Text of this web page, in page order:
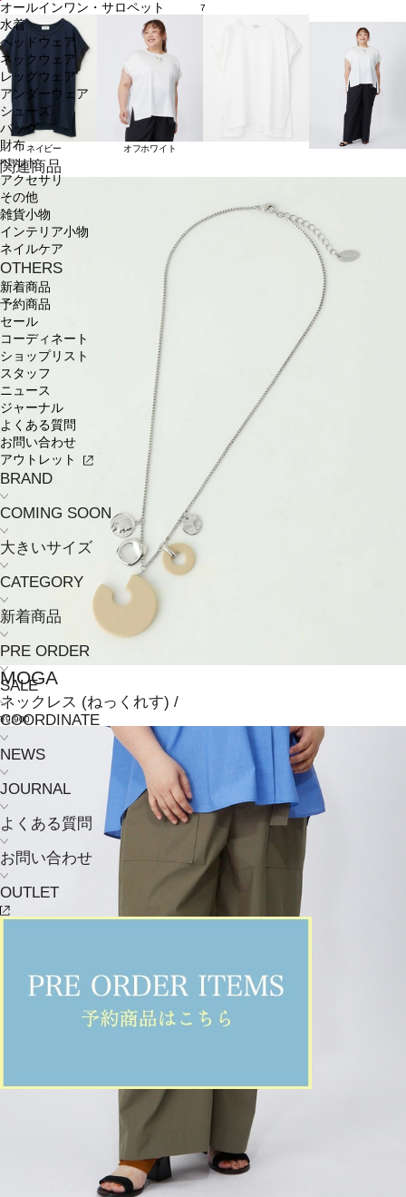
オールインワン・サロペット
水着
ヘッドウェア
ネックウェア
レッグウェア
アンダーウェア
シューズ
バッグ
財布
ベルト
アクセサリ
その他
雑貨小物
インテリア小物
ネイルケア
OTHERS
新着商品
予約商品
セール
コーディネート
ショップリスト
スタッフ
ニュース
ジャーナル
よくある質問
お問い合わせ
アウトレット
BRAND
COMING SOON
大きいサイズ
CATEGORY
新着商品
PRE ORDER
SALE
COORDINATE
NEWS
JOURNAL
よくある質問
お問い合わせ
OUTLET
7
ネイビー オフホワイト
関連商品
MOGA
ネックレス (ねっくれす) /
¥9,900